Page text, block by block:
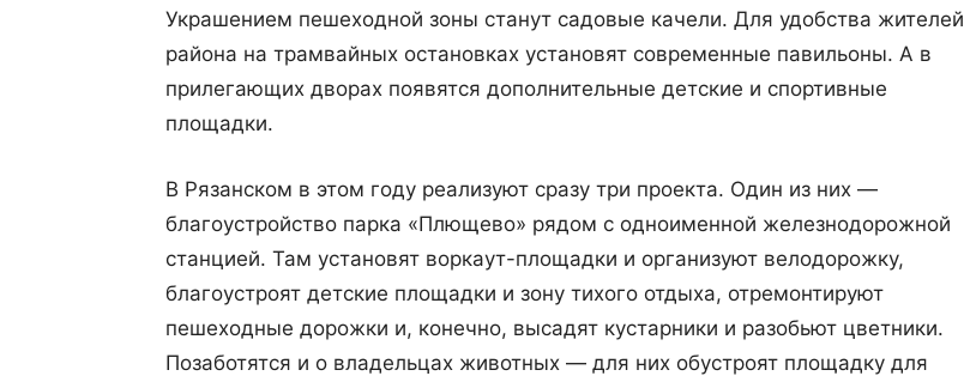
Украшением пешеходной зоны станут садовые качели. Для удобства жителей
района на трамвайных остановках установят современные павильоны. А в
прилегающих дворах появятся дополнительные детские и спортивные
площадки.
В Рязанском в этом году реализуют сразу три проекта. Один из них —
благоустройство парка «Плющево» рядом с одноименной железнодорожной
станцией. Там установят воркаут-площадки и организуют велодорожку,
благоустроят детские площадки и зону тихого отдыха, отремонтируют
пешеходные дорожки и, конечно, высадят кустарники и разобьют цветники.
Позаботятся и о владельцах животных — для них обустроят площадку для